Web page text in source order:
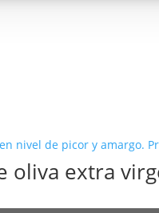
oliva extra